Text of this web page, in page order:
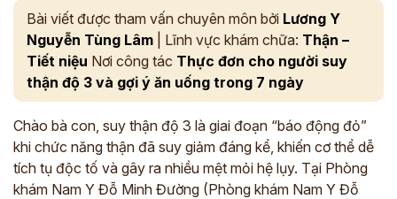
Bài viết được tham vấn chuyên môn bởi Lương Y
Nguyễn Tùng Lâm | Lĩnh vực khám chữa: Thận –
Tiết niệu Nơi công tác Thực đơn cho người suy
thận độ 3 và gợi ý ăn uống trong 7 ngày
Chào bà con, suy thận độ 3 là giai đoạn “báo động đỏ”
khi chức năng thận đã suy giảm đáng kể, khiến cơ thể dễ
tích tụ độc tố và gây ra nhiều mệt mỏi hệ lụy. Tại Phòng
khám Nam Y Đỗ Minh Đường (Phòng khám Nam Y Đỗ